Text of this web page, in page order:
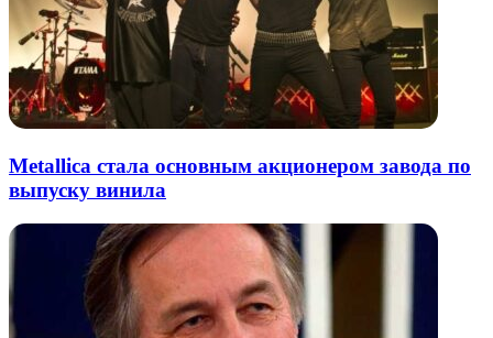
Metallica стала основным акционером завода по
выпуску винила